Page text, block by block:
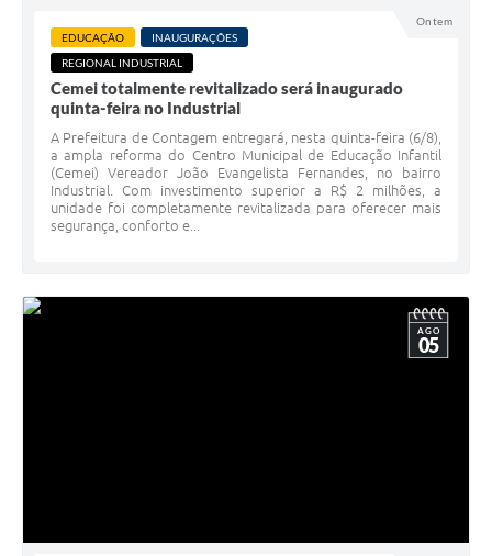
Ontem
EDUCAÇÃO
INAUGURAÇÕES
REGIONAL INDUSTRIAL
Cemei totalmente revitalizado será inaugurado
quinta-feira no Industrial
A Prefeitura de Contagem entregará, nesta quinta-feira (6/8),
a ampla reforma do Centro Municipal de Educação Infantil
(Cemei) Vereador João Evangelista Fernandes, no bairro
Industrial. Com investimento superior a R$ 2 milhões, a
unidade foi completamente revitalizada para oferecer mais
segurança, conforto e...
AGO
05